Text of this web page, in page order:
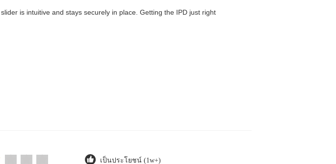
is intuitive and stays securely in place. Getting the IPD just right
เป็นประโยชน์ (1w+)